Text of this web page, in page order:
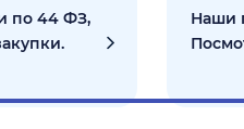
по 44 ФЗ,
Наши